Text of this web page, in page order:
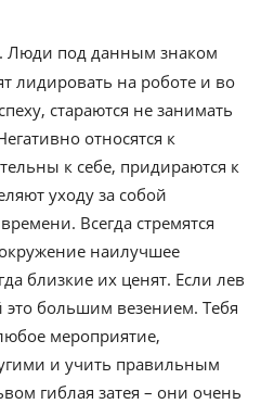
Люди под данным знаком
лидировать на роботе и во
стараются не занимать
относятся к
к себе, придираются к
уходу за собой
Всегда стремятся
наилучшее
близкие их ценят. Если лев
это большим везением. Тебя
мероприятие,
и учить правильным
гиблая затея – они очень